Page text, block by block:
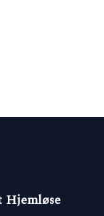
Hjemløse